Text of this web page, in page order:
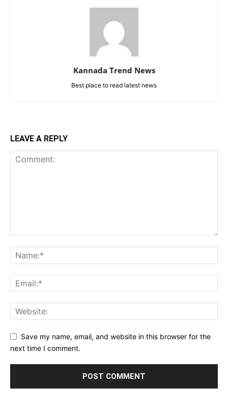
Kannada Trend News
Best place to read latest news
LEAVE A REPLY
Save my name, email, and website in this browser for the
next time I comment.